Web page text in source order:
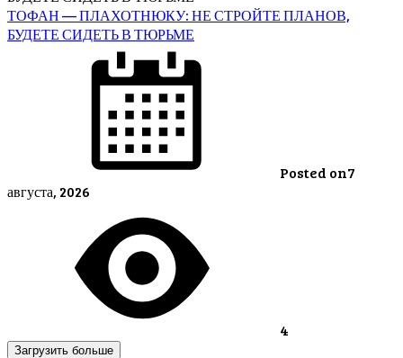
ТОФАН — ПЛАХОТНЮКУ: НЕ СТРОЙТЕ ПЛАНОВ,
БУДЕТЕ СИДЕТЬ В ТЮРЬМЕ
Posted on7
августа, 2026
4
Загрузить больше